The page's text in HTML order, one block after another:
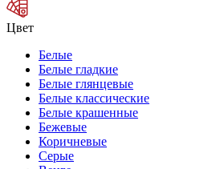
Цвет
Белые
Белые гладкие
Белые глянцевые
Белые классические
Белые крашенные
Бежевые
Коричневые
Серые